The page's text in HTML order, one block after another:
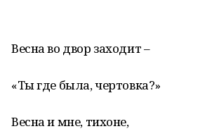
Весна во двор заходит –
«Ты где была, чертовка?»
Весна и мне, тихоне,